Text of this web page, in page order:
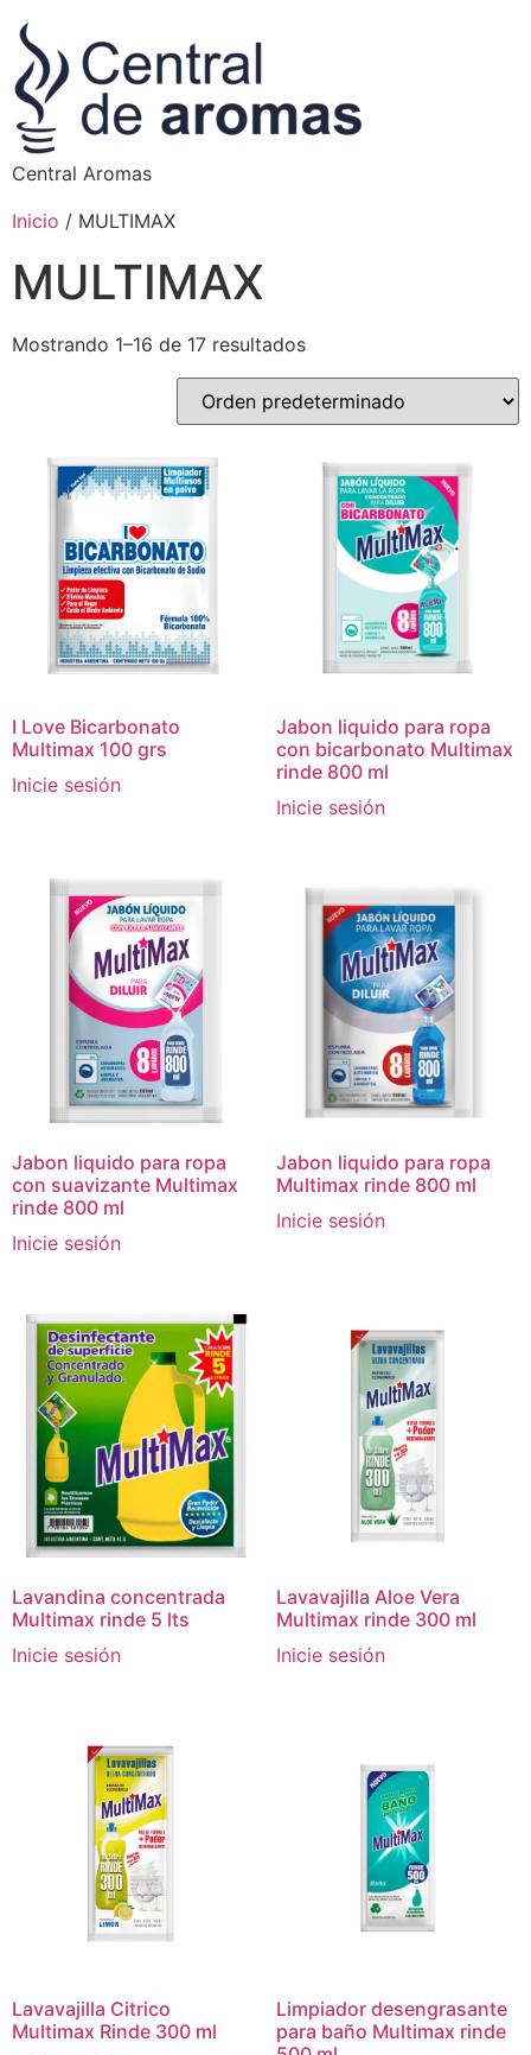
Central Aromas
Inicio / MULTIMAX
MULTIMAX
Mostrando 1–16 de 17 resultados
I Love Bicarbonato
Multimax 100 grs
Inicie sesión
Jabon liquido para ropa
con bicarbonato Multimax
rinde 800 ml
Inicie sesión
Jabon liquido para ropa
con suavizante Multimax
rinde 800 ml
Inicie sesión
Jabon liquido para ropa
Multimax rinde 800 ml
Inicie sesión
Lavandina concentrada
Multimax rinde 5 lts
Inicie sesión
Lavavajilla Aloe Vera
Multimax rinde 300 ml
Inicie sesión
Lavavajilla Citrico
Multimax Rinde 300 ml
Limpiador desengrasante
para baño Multimax rinde